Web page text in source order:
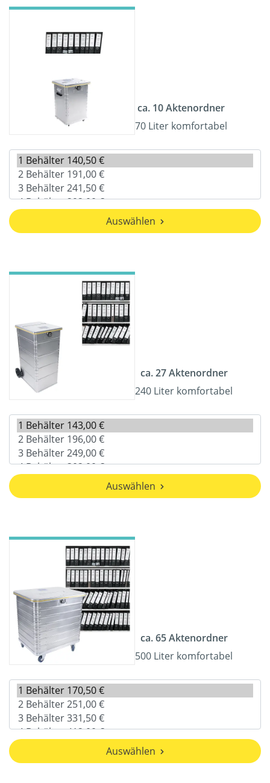
ca. 10 Aktenordner
70 Liter komfortabel
Auswählen
ca. 27 Aktenordner
240 Liter komfortabel
Auswählen
ca. 65 Aktenordner
500 Liter komfortabel
Auswählen